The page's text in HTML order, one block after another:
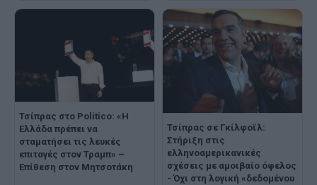
Τσίπρας στο Politico: «Η
Ελλάδα πρέπει να
σταματήσει τις λευκές
επιταγές στον Τραμπ» –
Επίθεση στον Μητσοτάκη
Τσίπρας σε Γκίλφοϊλ:
Στήριξη στις
ελληνοαμερικανικές
σχέσεις με αμοιβαίο όφελος
- Όχι στη λογική «δεδομένου